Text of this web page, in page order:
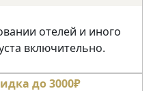
отелей и иного
включительно.